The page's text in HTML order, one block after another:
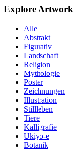
Explore Artwork
Alle
Abstrakt
Figurativ
Landschaft
Religion
Mythologie
Poster
Zeichnungen
Illustration
Stillleben
Tiere
Kalligrafie
Ukiyo-e
Botanik